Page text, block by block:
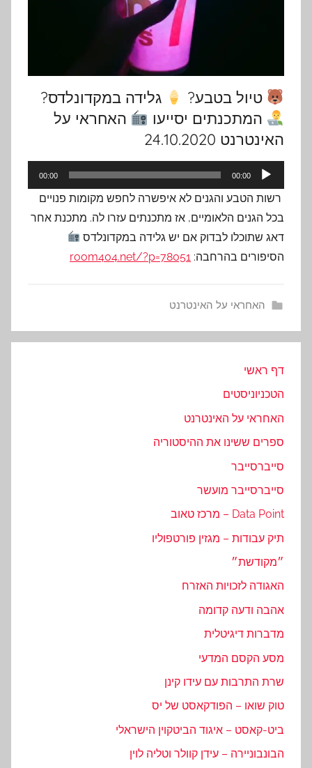
טיול בטבע?
גלידה במקדונלדס?
המתכנתים יסייעו
האחראי על
האינטרנט 24.10.2020
אודיו
00:00
00:00
רשות הטבע והגנים לא איפשרה לחפש מקומות פנויים
בכל הגנים הלאומיים, אז מתכנתים עזרו לה. מתכנת אחר
דאג שתוכלו לבדוק אם יש גלידה במקדונלדס
הסיפורים בהרחבה: room404.net/?p=78051
האחראי על האינטרנט
דף ראשי
הטכניוניסטים
האחראי על האינטרנט
ספרים ששינו את ההיסטוריה
סייברסייבר
סייברסייבר מועשר
Data Point – מרכז טאוב
תיק עבודות – מגזין פורטפוליו
״מקודשת״
האגודה לזכויות האזרח
אהבה ודעה קדומה
מדברות דיגיטלית
מסע הקסם המדעי
שרת התרבות עם עידו קינן
טוק שואו – הפודקאסט של יס
ביט-קאסט – איגוד הביטקוין הישראלי
הבונבוניירה – עידן קוולר וטליה לוין